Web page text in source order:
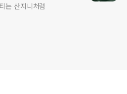
는 산지니처럼